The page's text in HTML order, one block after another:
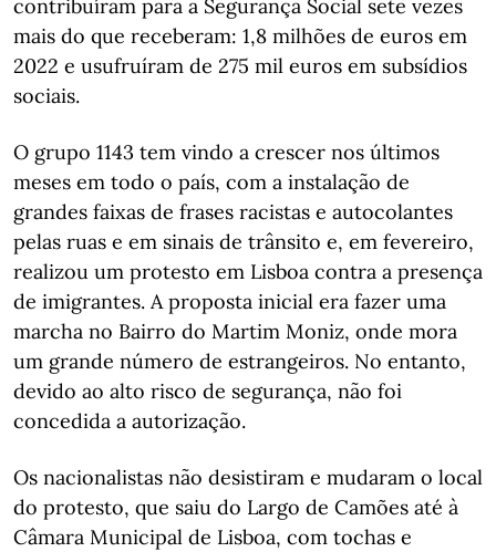
contribuíram para a Segurança Social sete vezes
mais do que receberam: 1,8 milhões de euros em
2022 e usufruíram de 275 mil euros em subsídios
sociais.
O grupo 1143 tem vindo a crescer nos últimos
meses em todo o país, com a instalação de
grandes faixas de frases racistas e autocolantes
pelas ruas e em sinais de trânsito e, em fevereiro,
realizou um protesto em Lisboa contra a presença
de imigrantes. A proposta inicial era fazer uma
marcha no Bairro do Martim Moniz, onde mora
um grande número de estrangeiros. No entanto,
devido ao alto risco de segurança, não foi
concedida a autorização.
Os nacionalistas não desistiram e mudaram o local
do protesto, que saiu do Largo de Camões até à
Câmara Municipal de Lisboa, com tochas e